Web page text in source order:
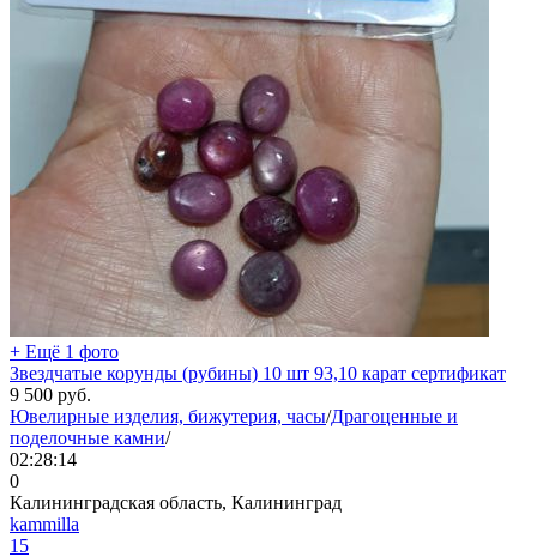
+ Ещё 1 фото
Звездчатые корунды (рубины) 10 шт 93,10 карат сертификат
9 500 руб.
Ювелирные изделия, бижутерия, часы/Драгоценные и
поделочные камни/
02:28:14
0
Калининградская область, Калининград
kammilla
15